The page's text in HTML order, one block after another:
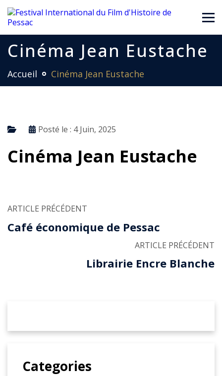
Cinéma Jean Eustache
Accueil Cinéma Jean Eustache
Posté le : 4 Juin, 2025
Cinéma Jean Eustache
ARTICLE PRÉCÉDENT
Café économique de Pessac
ARTICLE PRÉCÉDENT
Librairie Encre Blanche
Categories